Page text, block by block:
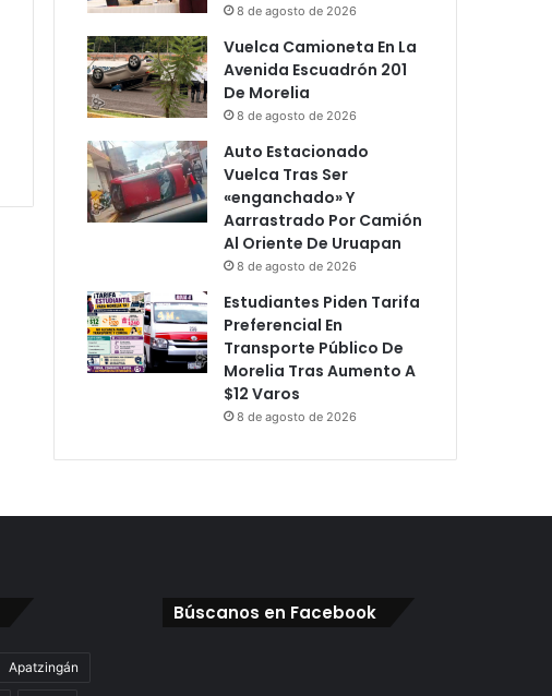
8 de agosto de 2026
Vuelca Camioneta En La
Avenida Escuadrón 201
De Morelia
8 de agosto de 2026
Auto Estacionado
Vuelca Tras Ser
«enganchado» Y
Aarrastrado Por Camión
Al Oriente De Uruapan
8 de agosto de 2026
Estudiantes Piden Tarifa
Preferencial En
Transporte Público De
Morelia Tras Aumento A
$12 Varos
8 de agosto de 2026
Apatzingán
Búscanos en Facebook